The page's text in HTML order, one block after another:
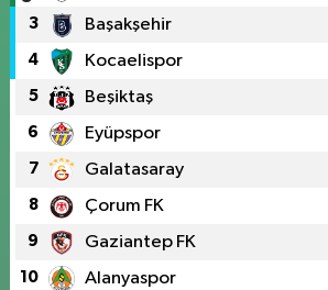
3 Başakşehir
4 Kocaelispor
5 Beşiktaş
6 Eyüpspor
7 Galatasaray
8 Çorum FK
9 Gaziantep FK
10 Alanyaspor